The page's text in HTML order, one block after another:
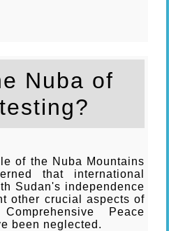
Nuba of
of the Nuba Mountains
that international
Sudan's independence
other crucial aspects of
Peace
been neglected.